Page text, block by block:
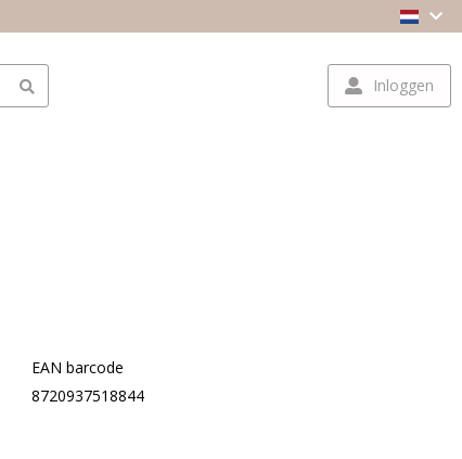
Inloggen
EAN barcode
8720937518844